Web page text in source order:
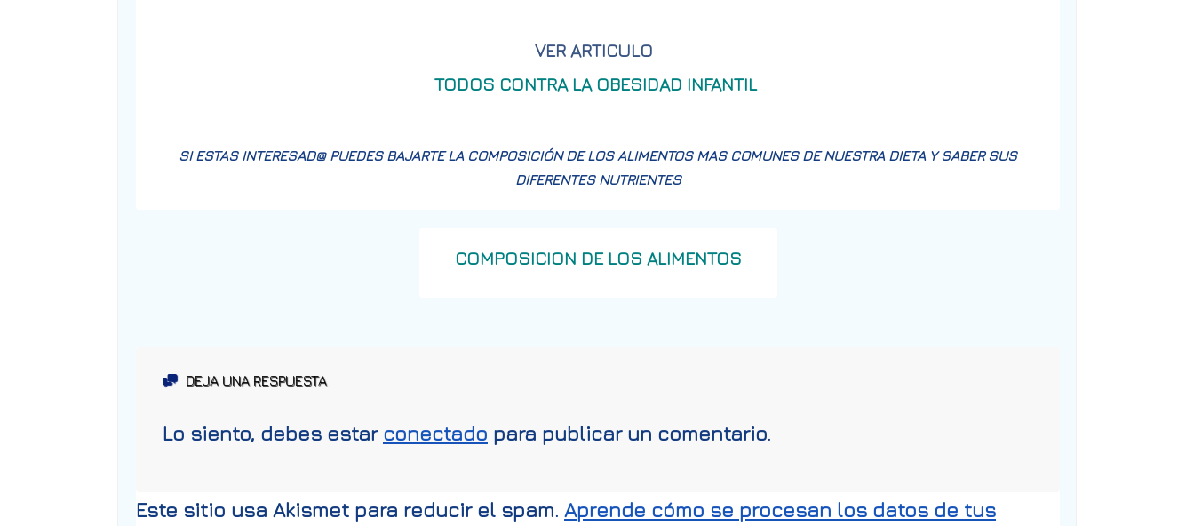
VER ARTICULO
TODOS CONTRA LA OBESIDAD INFANTIL
SI ESTAS INTERESAD@ PUEDES BAJARTE LA COMPOSICIÓN DE LOS ALIMENTOS MAS COMUNES DE NUESTRA DIETA Y SABER SUS
DIFERENTES NUTRIENTES
COMPOSICION DE LOS ALIMENTOS
DEJA UNA RESPUESTA
Lo siento, debes estar conectado para publicar un comentario.
Este sitio usa Akismet para reducir el spam. Aprende cómo se procesan los datos de tus